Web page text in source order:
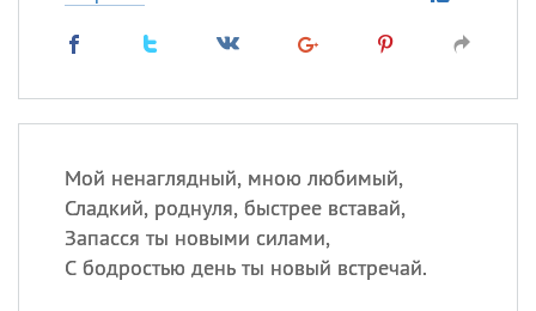
Мой ненаглядный, мною любимый,
Сладкий, роднуля, быстрее вставай,
Запасся ты новыми силами,
С бодростью день ты новый встречай.